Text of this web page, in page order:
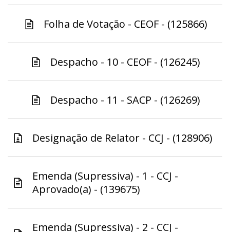
Folha de Votação - CEOF - (125866)
Despacho - 10 - CEOF - (126245)
Despacho - 11 - SACP - (126269)
Designação de Relator - CCJ - (128906)
Emenda (Supressiva) - 1 - CCJ -
Aprovado(a) - (139675)
Emenda (Supressiva) - 2 - CCJ -